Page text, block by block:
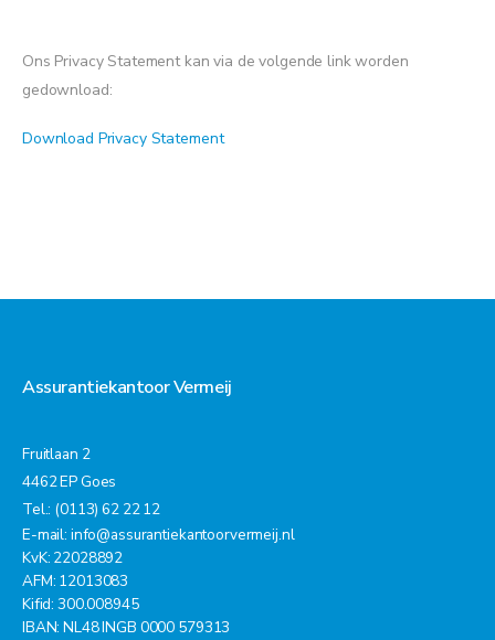
Ons Privacy Statement kan via de volgende link worden
gedownload:
Download Privacy Statement
Assurantiekantoor Vermeij
Fruitlaan 2
4462 EP Goes
Tel.: (0113) 62 22 12
E-mail: info@assurantiekantoorvermeij.nl
KvK: 22028892
AFM: 12013083
Kifid: 300.008945
IBAN: NL48 INGB 0000 579313